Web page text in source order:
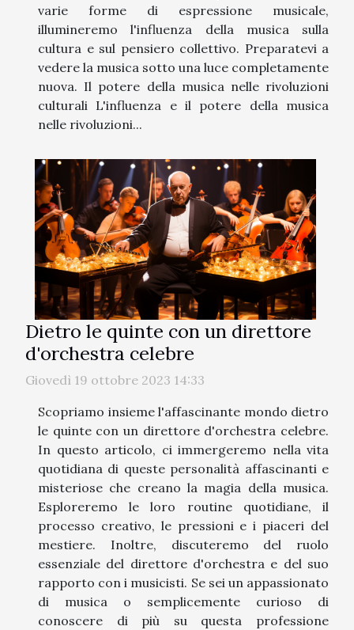
varie forme di espressione musicale,
illumineremo l'influenza della musica sulla
cultura e sul pensiero collettivo. Preparatevi a
vedere la musica sotto una luce completamente
nuova. Il potere della musica nelle rivoluzioni
culturali L'influenza e il potere della musica
nelle rivoluzioni...
Dietro le quinte con un direttore
d'orchestra celebre
Giovedì 19 ottobre 2023 14:33
Scopriamo insieme l'affascinante mondo dietro
le quinte con un direttore d'orchestra celebre.
In questo articolo, ci immergeremo nella vita
quotidiana di queste personalità affascinanti e
misteriose che creano la magia della musica.
Esploreremo le loro routine quotidiane, il
processo creativo, le pressioni e i piaceri del
mestiere. Inoltre, discuteremo del ruolo
essenziale del direttore d'orchestra e del suo
rapporto con i musicisti. Se sei un appassionato
di musica o semplicemente curioso di
conoscere di più su questa professione